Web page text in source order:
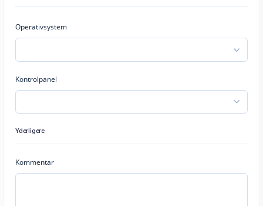
Operativsystem
Kontrolpanel
Yderligere
Kommentar